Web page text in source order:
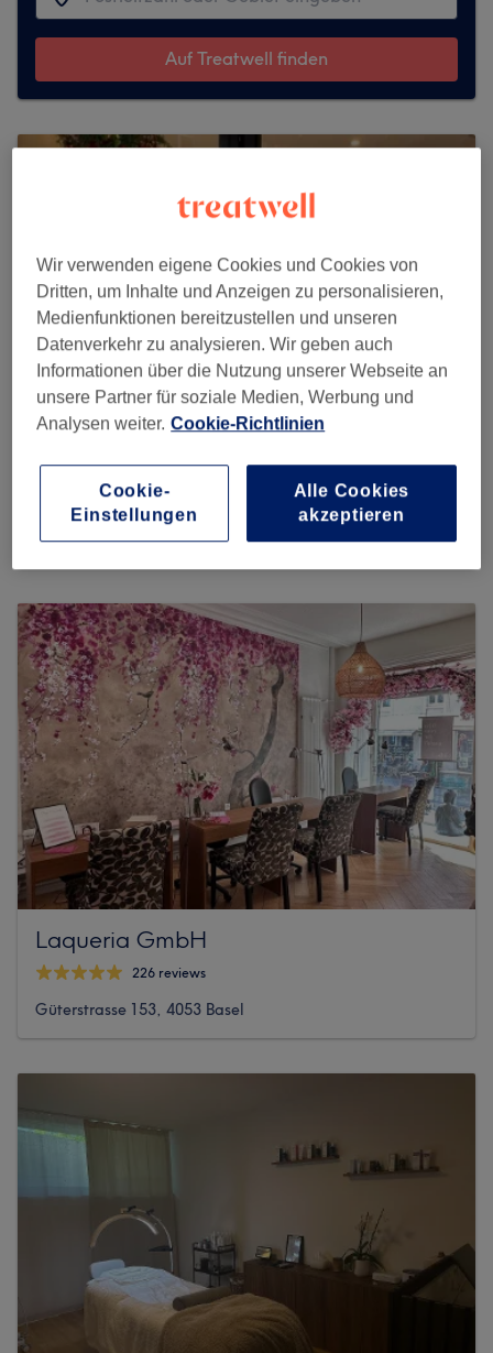
Auf Treatwell finden
Universe Nails & Beauty Basel
Güterstrasse 281, Basel, 4053 Switzerland
Laqueria GmbH
226 reviews
Güterstrasse 153, 4053 Basel
Wir verwenden eigene Cookies und Cookies von
Dritten, um Inhalte und Anzeigen zu personalisieren,
Medienfunktionen bereitzustellen und unseren
Datenverkehr zu analysieren. Wir geben auch
Informationen über die Nutzung unserer Webseite an
unsere Partner für soziale Medien, Werbung und
Analysen weiter. Cookie-Richtlinien
Alle Cookies
akzeptieren
Cookie-
Einstellungen